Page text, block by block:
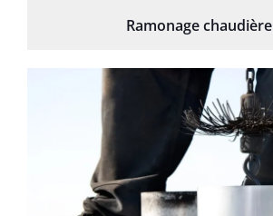
Ramonage chaudière